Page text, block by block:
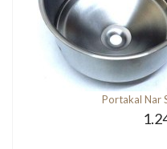
Portakal Nar